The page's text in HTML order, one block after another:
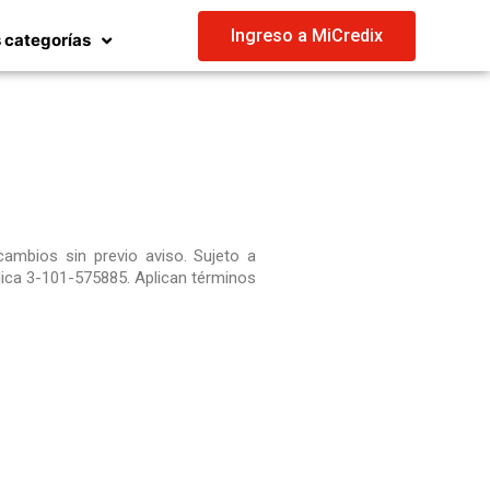
categorías Ingreso a MiCredix
sin previo aviso. Sujeto a
3-101-575885. Aplican términos